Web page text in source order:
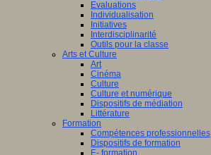
Evaluations
Individualisation
Initiatives
Interdisciplinarité
Outils pour la classe
Arts et Culture
Art
Cinéma
Culture
Culture et numérique
Dispositifs de médiation
Littérature
Formation
Compétences professionnelles
Dispositifs de formation
E- formation